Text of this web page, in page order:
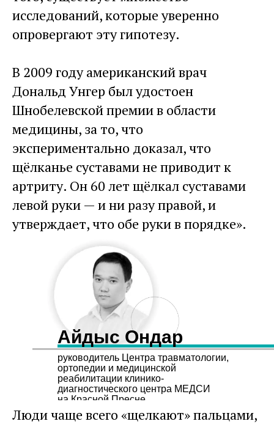
исследований, которые уверенно
опровергают эту гипотезу.
В 2009 году американский врач
Дональд Унгер был удостоен
Шнобелевской премии в области
медицины, за то, что
экспериментально доказал, что
щёлканье суставами не приводит к
артриту. Он 60 лет щёлкал суставами
левой руки — и ни разу правой, и
утверждает, что обе руки в порядке».
Айдыс Ондар
руководитель Центра травматологии,
ортопедии и медицинской
реабилитации клинико-
диагностического центра МЕДСИ
на Красной Пресне
Люди чаще всего «щелкают» пальцами,